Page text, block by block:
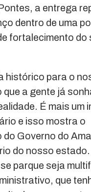
a entrega
dentro de uma
fortalecimento do
histórico para o
que a gente já
É mais um
e isso mostra o
do Governo do
do nosso
parque seja
que